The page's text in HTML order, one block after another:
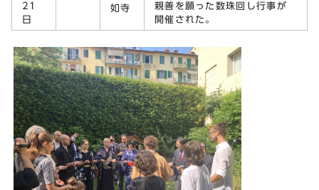
21
日
如寺
親善を願った数珠回し行事が
開催された。